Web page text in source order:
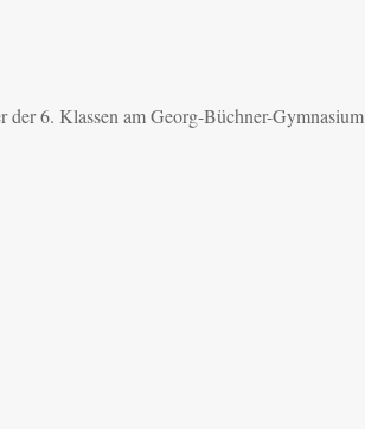
der 6. Klassen am Georg-Büchner-Gymnasium